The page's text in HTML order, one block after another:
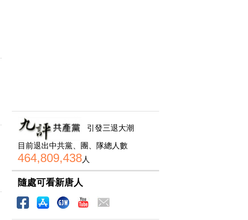
引發三退大潮
目前退出中共黨、團、隊總人數
464,809,438人
隨處可看新唐人